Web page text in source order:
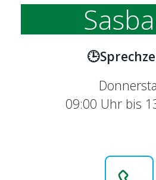
09:00 Uhr bis